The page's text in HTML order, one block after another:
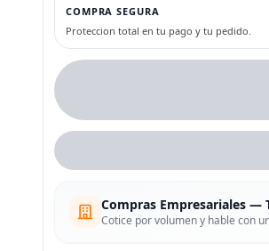
COMPRA SEGURA
Proteccion total en tu pago y tu pedido.
Compras Empresariales —
Cotice por volumen y hable con